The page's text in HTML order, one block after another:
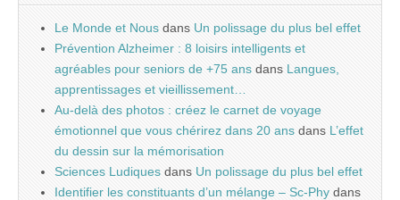
Le Monde et Nous dans Un polissage du plus bel effet
Prévention Alzheimer : 8 loisirs intelligents et
agréables pour seniors de +75 ans dans Langues,
apprentissages et vieillissement…
Au-delà des photos : créez le carnet de voyage
émotionnel que vous chérirez dans 20 ans dans L’effet
du dessin sur la mémorisation
Sciences Ludiques dans Un polissage du plus bel effet
Identifier les constituants d’un mélange – Sc-Phy dans